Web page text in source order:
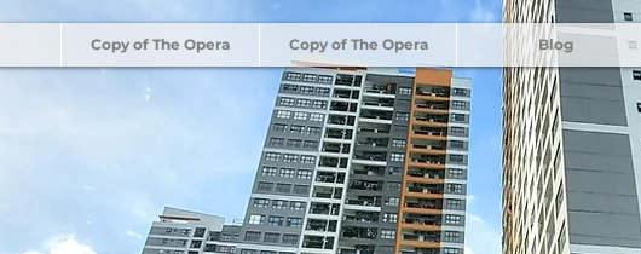
Copy of The Opera Copy of The Opera Blog